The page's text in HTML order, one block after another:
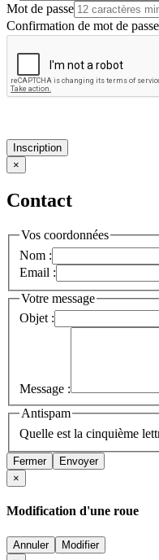
Mot de passe
Confirmation de mot de passe
Inscription
×
Contact
Vos coordonnées
Nom :
Email :
Votre message
Objet :
Message :
Antispam
Quelle est la cinquième
Fermer
Envoyer
×
Modification d'une roue
Annuler
Modifier